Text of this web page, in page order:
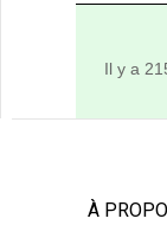
Il y a
À